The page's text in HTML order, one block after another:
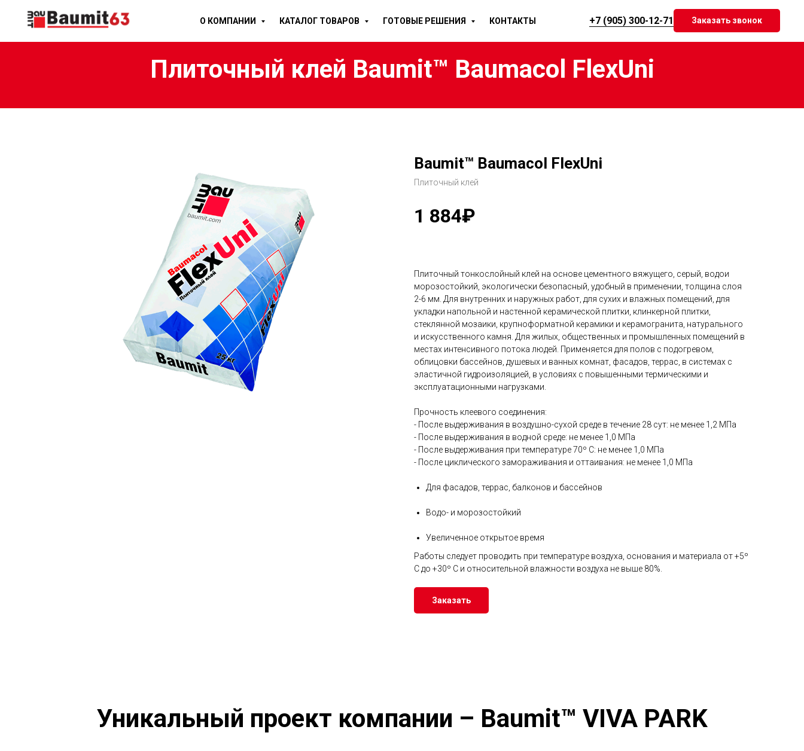
О КОМПАНИИ КАТАЛОГ ТОВАРОВ ГОТОВЫЕ РЕШЕНИЯ КОНТАКТЫ +7 (905) ‎300-12-71 Заказать звонок
Плиточный клей Baumit™ Baumacol FlexUni
Baumit™ Baumacol FlexUni
Плиточный клей
1 884₽
Плиточный тонкослойный клей на основе цементного вяжущего, серый, водои
морозостойкий, экологически безопасный, удобный в применении, толщина слоя
2-6 мм. Для внутренних и наружных работ, для сухих и влажных помещений, для
укладки напольной и настенной керамической плитки, клинкерной плитки,
стеклянной мозаики, крупноформатной керамики и керамогранита, натурального
и искусственного камня. Для жилых, общественных и промышленных помещений в
местах интенсивного потока людей. Применяется для полов с подогревом,
облицовки бассейнов, душевых и ванных комнат, фасадов, террас, в системах с
эластичной гидроизоляцией, в условиях с повышенными термическими и
эксплуатационными нагрузками.
Прочность клеевого соединения:
- После выдерживания в воздушно-сухой среде в течение 28 сут: не менее 1,2 МПа
- После выдерживания в водной среде: не менее 1,0 МПа
- После выдерживания при температуре 70º С: не менее 1,0 МПа
- После циклического замораживания и оттаивания: не менее 1,0 МПа
Для фасадов, террас, балконов и бассейнов
Водо- и морозостойкий
Увеличенное открытое время
Работы следует проводить при температуре воздуха, основания и материала от +5º
С до +30º С и относительной влажности воздуха не выше 80%.
Заказать
Уникальный проект компании – Baumit™ VIVA PARK